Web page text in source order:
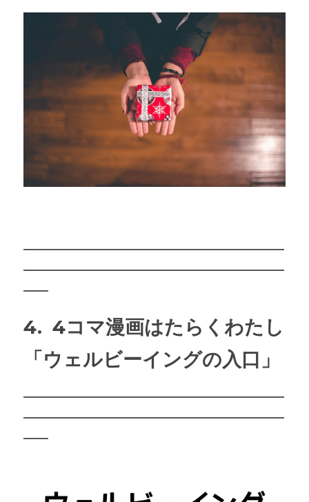
―――――――――――――――――――――
―――――――――――――――――――――
――
4. 4コマ漫画はたらくわたし
「ウェルビーイングの入口」
―――――――――――――――――――――
―――――――――――――――――――――
――